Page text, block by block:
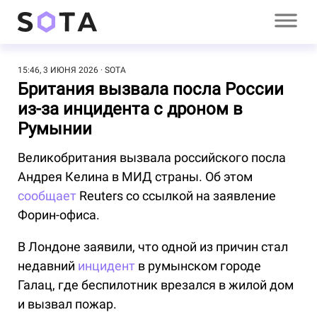
15:46, 3 ИЮНЯ 2026 SOTA
Британия вызвала посла России
из-за инцидента с дроном в
Румынии
Великобритания вызвала российского посла
Андрея Келина в МИД страны. Об этом
сообщает Reuters со ссылкой на заявление
Форин-офиса.
В Лондоне заявили, что одной из причин стал
недавний инцидент в румынском городе
Галац, где беспилотник врезался в жилой дом
и вызвал пожар.